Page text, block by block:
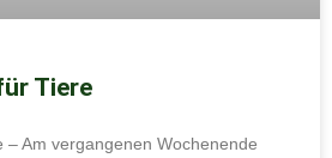
Tiere
– Am vergangenen Wochenende